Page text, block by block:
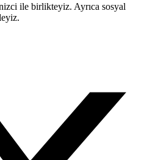
ile birlikteyiz. Ayrıca sosyal